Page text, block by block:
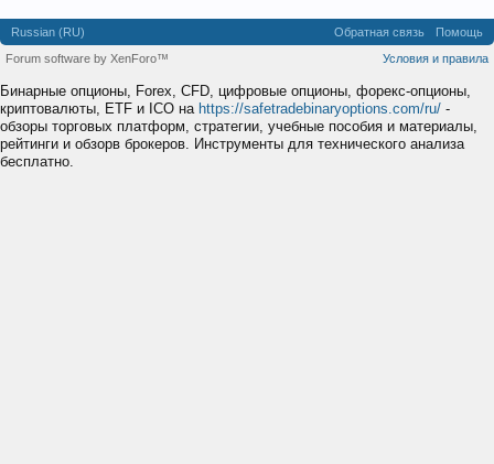
Russian (RU) Обратная связь
Помощь
Условия и правила
Forum software by XenForo™
Бинарные опционы, Forex, CFD, цифровые опционы, форекс-опционы,
криптовалюты, ETF и ICO на https://safetradebinaryoptions.com/ru/ -
обзоры торговых платформ, стратегии, учебные пособия и материалы,
рейтинги и обзорв брокеров. Инструменты для технического анализа
бесплатно.